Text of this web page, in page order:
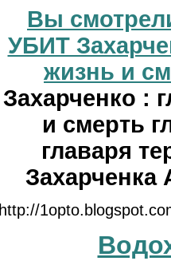
Вы
УБИТ
жизнь и
Захарченко :
и смерть
главаря
Захарченка
http://